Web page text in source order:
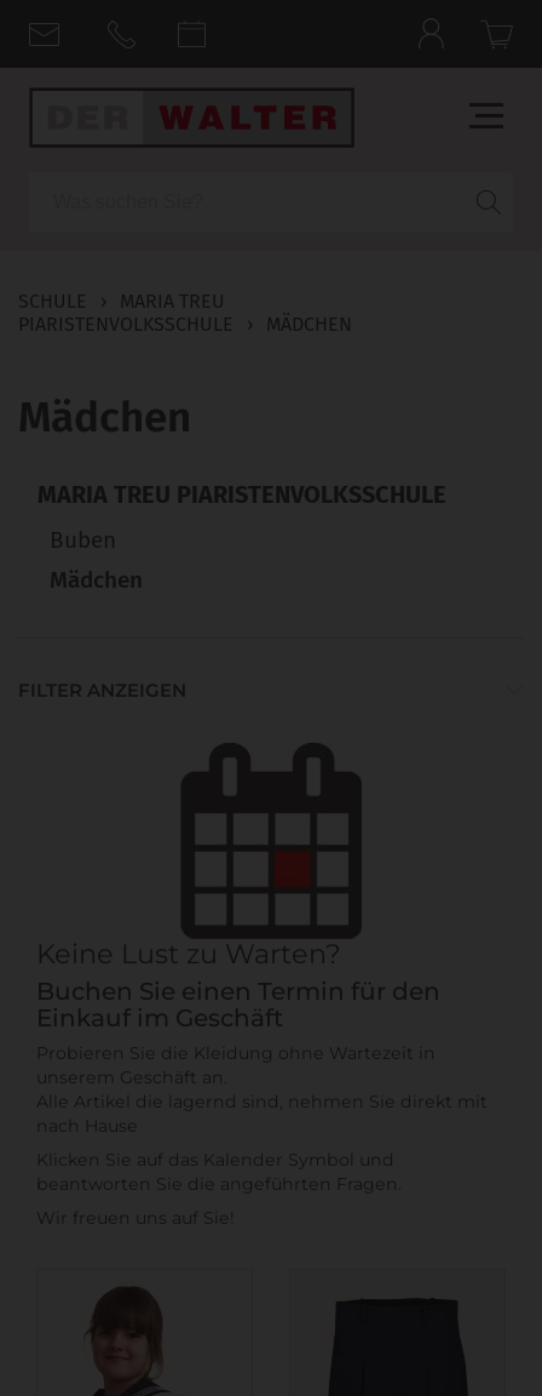
SCHULE ›
MARIA TREU
PIARISTENVOLKSSCHULE
› MÄDCHEN
Mädchen
MARIA TREU PIARISTENVOLKSSCHULE
Buben
Mädchen
FILTER ANZEIGEN
Keine Lust zu Warten?
Buchen Sie einen Termin für den
Einkauf im Geschäft
Probieren Sie die Kleidung ohne Wartezeit in
unserem Geschäft an.
Alle Artikel die lagernd sind, nehmen Sie direkt mit
nach Hause
Klicken Sie auf das Kalender Symbol und
beantworten Sie die angeführten Fragen.
Wir freuen uns auf Sie!